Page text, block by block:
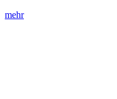
mehr